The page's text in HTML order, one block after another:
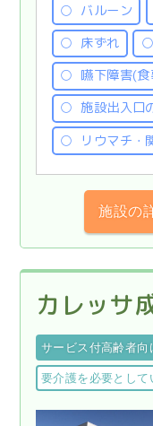
バルーン
床ずれ
嚥下障害(
施設出入口
リウマチ・
施設の
カレッサ
サービス付高齢者向
要介護を必要として